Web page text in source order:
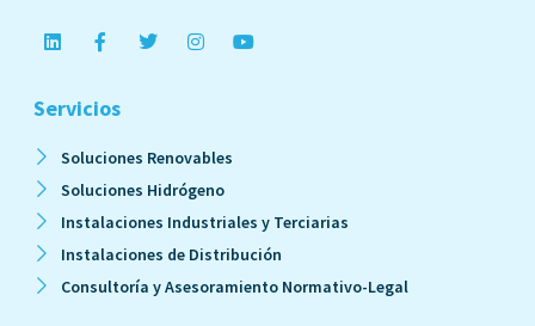
Servicios
Soluciones Renovables
Soluciones Hidrógeno
Instalaciones Industriales y Terciarias
Instalaciones de Distribución
Consultoría y Asesoramiento Normativo-Legal